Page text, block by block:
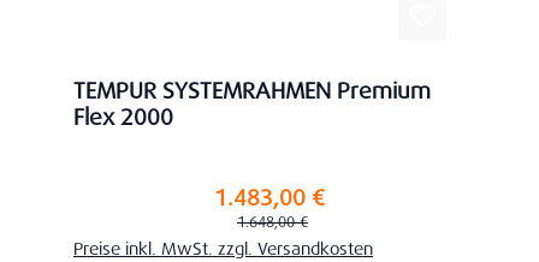
TEMPUR SYSTEMRAHMEN Premium
Flex 2000
Verkaufspreis:1.483,00 €
Regulärer Preis:
1.648,00 €
Preise inkl. MwSt. zzgl. Versandkosten